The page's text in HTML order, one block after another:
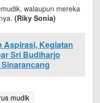
walaupun mereka
(Riky Sonia)
Aspirasi, Kegiatan
Sri Budiharjo
mudik